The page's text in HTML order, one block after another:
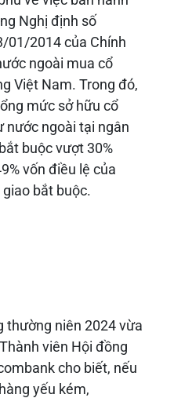
Nghị định số
01/2014 của Chính
ngoài mua cổ
Việt Nam. Trong đó,
mức sở hữu cổ
nước ngoài tại ngân
buộc vượt 30%
vốn điều lệ của
bắt buộc.
thường niên 2024 vừa
viên Hội đồng
cho biết, nếu
yếu kém,